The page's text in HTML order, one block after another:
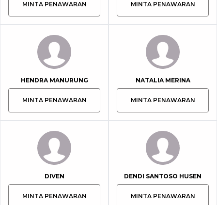
MINTA PENAWARAN MINTA PENAWARAN
HENDRA MANURUNG
MINTA PENAWARAN
NATALIA MERINA
MINTA PENAWARAN
DIVEN
MINTA PENAWARAN
DENDI SANTOSO HUSEN
MINTA PENAWARAN